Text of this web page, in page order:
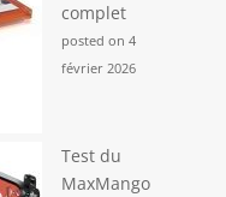
complet
posted on 4
février 2026
Test du
MaxMango